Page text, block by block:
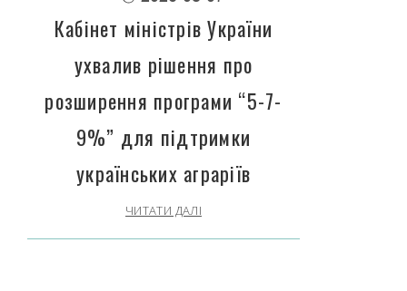
Кабінет міністрів України
ухвалив рішення про
розширення програми “5-7-
9%” для підтримки
українських аграріїв
ЧИТАТИ ДАЛІ